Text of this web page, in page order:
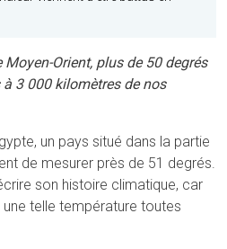
Moyen-Orient, plus de 50 degrés
à 3 000 kilomètres de nos
un pays situé dans la partie
de mesurer près de 51 degrés.
son histoire climatique, car
une telle température toutes